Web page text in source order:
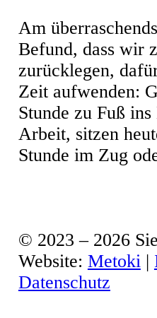
Am
Befund, dass wir
zurücklegen,
Zeit aufwenden:
Stunde zu Fuß
Arbeit, sitzen
Stunde im Zug
© 2023 – 2026
Website: Metoki |
Datenschutz